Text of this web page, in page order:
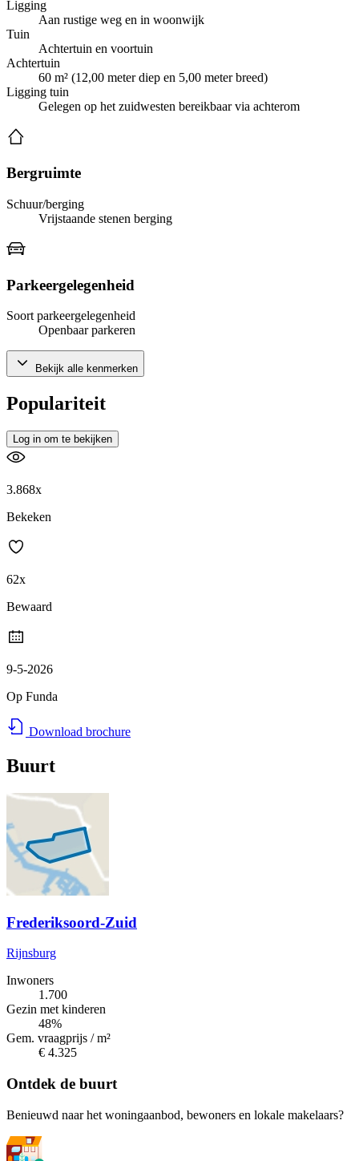
Ligging
Aan rustige weg en in woonwijk
Tuin
Achtertuin en voortuin
Achtertuin
60 m² (12,00 meter diep en 5,00 meter breed)
Ligging tuin
Gelegen op het zuidwesten bereikbaar via achterom
Bergruimte
Schuur/berging
Vrijstaande stenen berging
Parkeergelegenheid
Soort parkeergelegenheid
Openbaar parkeren
Bekijk alle kenmerken
Populariteit
Log in om te bekijken
3.868x
Bekeken
62x
Bewaard
9-5-2026
Op Funda
Download brochure
Buurt
Frederiksoord-Zuid
Rijnsburg
Inwoners
1.700
Gezin met kinderen
48%
Gem. vraagprijs / m²
€ 4.325
Ontdek de buurt
Benieuwd naar het woningaanbod, bewoners en lokale makelaars?